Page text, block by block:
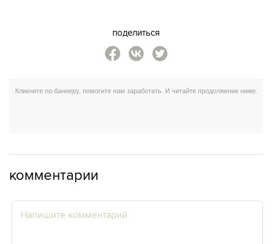
поделиться
комментарии